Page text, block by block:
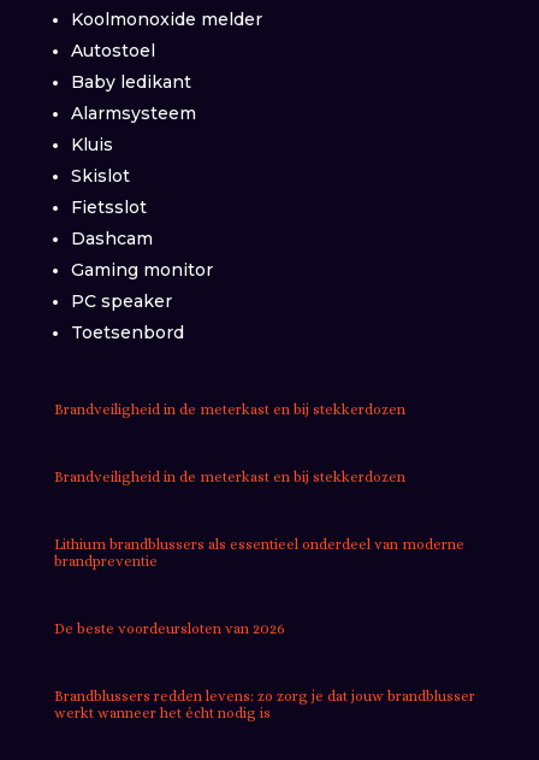
Koolmonoxide melder
Autostoel
Baby ledikant
Alarmsysteem
Kluis
Skislot
Fietsslot
Dashcam
Gaming monitor
PC speaker
Toetsenbord
Brandveiligheid in de meterkast en bij stekkerdozen
Brandveiligheid in de meterkast en bij stekkerdozen
Lithium brandblussers als essentieel onderdeel van moderne
brandpreventie
De beste voordeursloten van 2026
Brandblussers redden levens: zo zorg je dat jouw brandblusser
werkt wanneer het écht nodig is